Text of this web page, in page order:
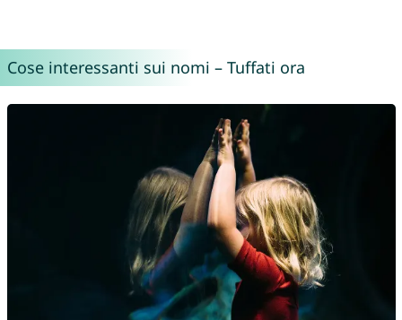
Cose interessanti sui nomi – Tuffati ora